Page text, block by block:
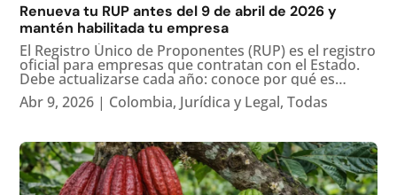
Renueva tu RUP antes del 9 de abril de 2026 y
mantén habilitada tu empresa
Abr 9, 2026 | Colombia, Jurídica y Legal,Todas
El Registro Único de Proponentes (RUP) es el registro
oficial para empresas que contratan con el Estado.
Debe actualizarse cada año: conoce por qué es
necesario renovarlo, cuál es el plazo límite y cómo
hacerlo en línea. ¿Qué es el RUP y para qué sirve?...